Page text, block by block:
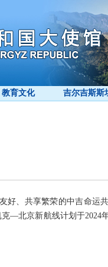
教育文化 吉尔吉斯斯
好、共享繁荣的中吉命运
—北京新航线计划于2024